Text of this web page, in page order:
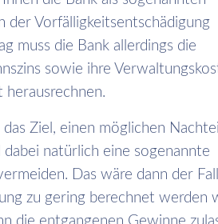
der Vorfälligkeitsentschädigung
muss die Bank allerdings die
sowie ihre
herausrechnen.
Ziel, einen möglichen
dabei natürlich eine sogenannte
Das wäre dann der
zu gering berechnet werden